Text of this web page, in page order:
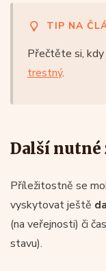
TIP NA
Přečtěte si, kdy
trestný.
Další nutné
Příležitostně se
vyskytovat ještě
(na veřejnosti) či
stavu).